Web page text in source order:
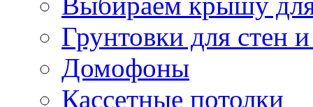
Грунтовки для стен
Домофоны
Кассетные потолки